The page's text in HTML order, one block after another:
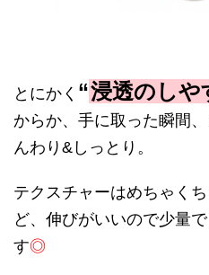
とにかく “浸透のしや
からか、手に取った瞬間
んわり & しっとり。
テクスチャーはめちゃく
ど、伸びがいいので少量
す◎